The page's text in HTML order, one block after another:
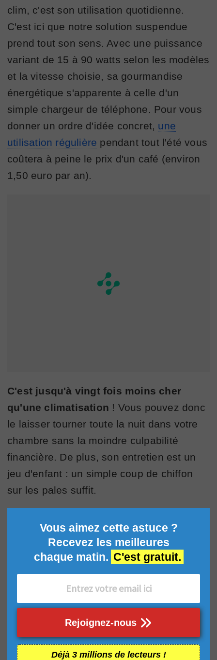
clim, c'est son utilisation quotidienne.
C'est ici que notre solution suspendue
prend tout son sens. Avec une puissance
variant de 15 à 90 watts selon les modèles
et la vitesse choisie, sa gourmandise
énergétique s'apparente à celle d'un
simple chargeur de téléphone. Pour vous
donner un ordre d'idée concret, une
utilisation régulière pendant tout l'été vous
coûtera à peine le prix d'un café (environ
1,50 euro par an).
C'est jusqu'à vingt fois moins cher
qu'une climatisation ! Vous pouvez donc
le laisser tourner toute la nuit dans votre
chambre sans la moindre culpabilité
financière. De plus, son entretien est un
jeu d'enfant : un simple coup de chiffon
sur les pales suffit.
Vous aimez cette astuce ?
Recevez les meilleures
chaque matin. C'est gratuit.
Rejoignez-nous
Déjà 3 millions de lecteurs !